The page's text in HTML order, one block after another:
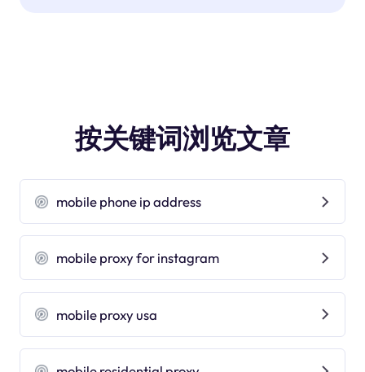
按关键词浏览文章
mobile phone ip address
mobile proxy for instagram
mobile proxy usa